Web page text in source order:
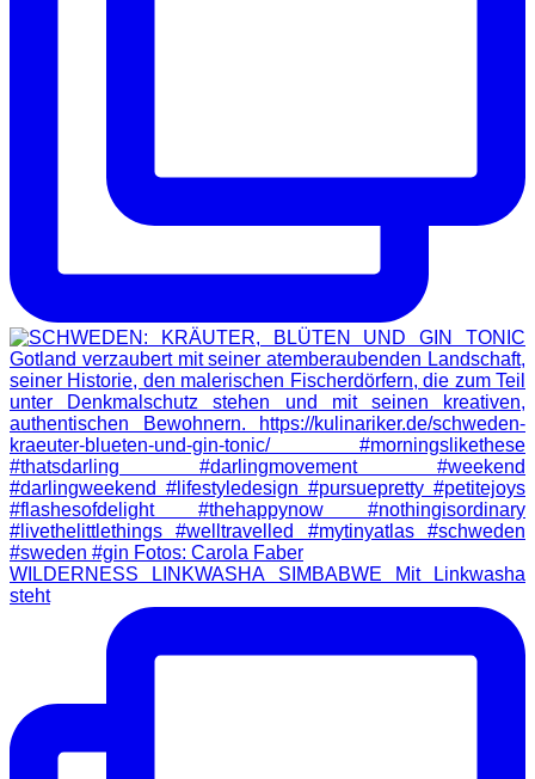
WILDERNESS LINKWASHA SIMBABWE Mit Linkwasha
steht